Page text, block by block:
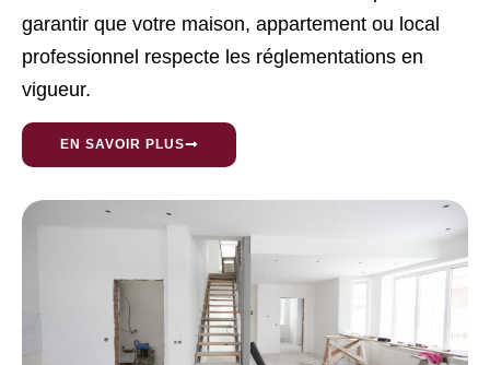
garantir que votre maison, appartement ou local
professionnel respecte les réglementations en
vigueur.
EN SAVOIR PLUS